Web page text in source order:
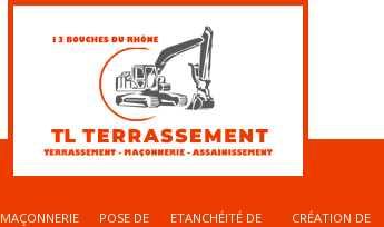
MAÇONNERIE
POSE DE
ETANCHÉITÉ DE
CRÉATION DE